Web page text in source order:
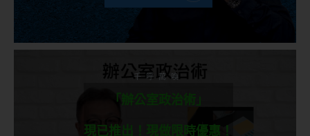
千呼萬喚
「辦公室政治術」
現已推出！現做限時優惠！